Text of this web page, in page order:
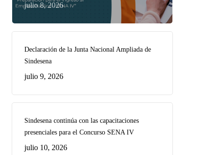
julio 8, 2026
Declaración de la Junta Nacional Ampliada de
Sindesena
julio 9, 2026
Sindesena continúa con las capacitaciones
presenciales para el Concurso SENA IV
julio 10, 2026